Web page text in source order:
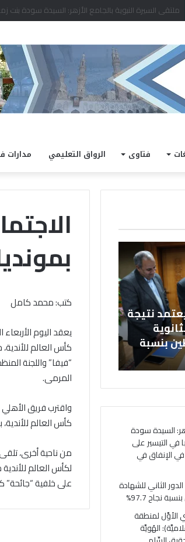
الشيخ أيمن عبد الغني يعتمد نتيجة الدور الثاني للشهادة
فتاوى الرواق التعليمي مدارات
كتب: محمد كامل
يعقد اليوم
كأس العالم
“فيفا” واللجنة
المرمى.
واقترب فريق
كأس العالم
من ناحية أخرى،
على خلفية “جائحة”
نتيجة
بنسبة
مشاركته
الملتقى
الفكري
الأوَّل
لمنطقة
وعظ
المنوفيَّة..
(البحوث
الإيمانيَّة
الأوَّل لمنطقة وعظ
(البحوث الإسلاميَّة):
الإيمانيَّة والأخلاقيَّة
لتحقيق السِّلم
لتحقيق الرُّقي
السيدة سودة
في التيسير على
الإنفاق في
الثاني للشهادة
نجاح 97.7%
الأوَّل لمنطقة
الهُويَّة